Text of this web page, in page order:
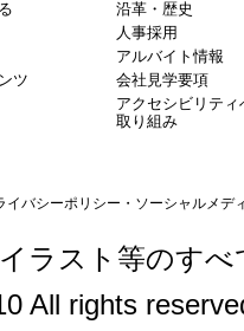
ツ
沿革・歴史
人事採用
アルバイト情報
会社見学要項
アクセシビリティ
取り組み
イバシーポリシー・ソーシャルメデ
ラスト等のす
All rights